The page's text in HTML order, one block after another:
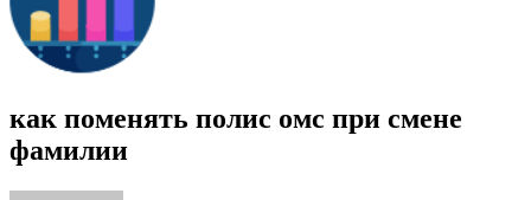
как поменять полис омс при смене
фамилии